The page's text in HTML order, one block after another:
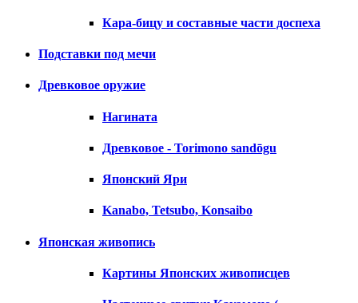
Кара-бицу и составные части доспеха
Подставки под мечи
Древковое оружие
Нагината
Древковое - Torimono sandōgu
Японский Яри
Kanabo, Tetsubo, Konsaibo
Японская живопись
Картины Японских живописцев